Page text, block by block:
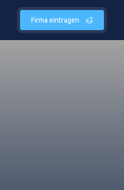
Firma eintragen